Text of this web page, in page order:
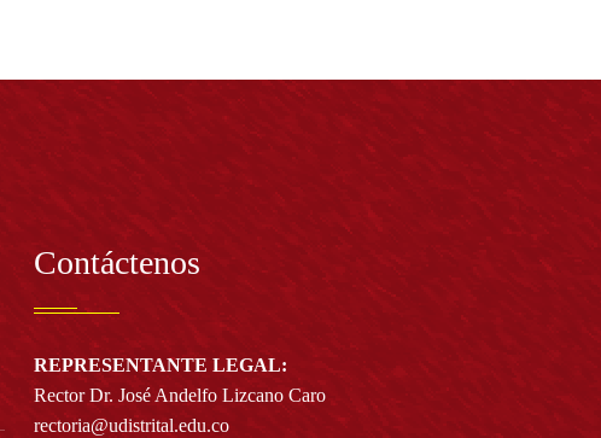
Contáctenos
REPRESENTANTE LEGAL:
Rector Dr. José Andelfo Lizcano Caro
rectoria@udistrital.edu.co